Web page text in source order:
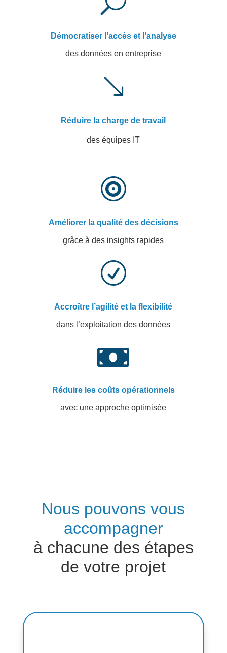
Démocratiser l’accès et l’analyse
des données en entreprise
'
Réduire la charge de travail
des équipes IT

Améliorer la qualité des décisions
grâce à des insights rapides
R
Accroître l’agilité et la flexibilité
dans l’exploitation des données

Réduire les coûts opérationnels
avec une approche optimisée
Nous pouvons vous
accompagner
à chacune des étapes
de votre projet